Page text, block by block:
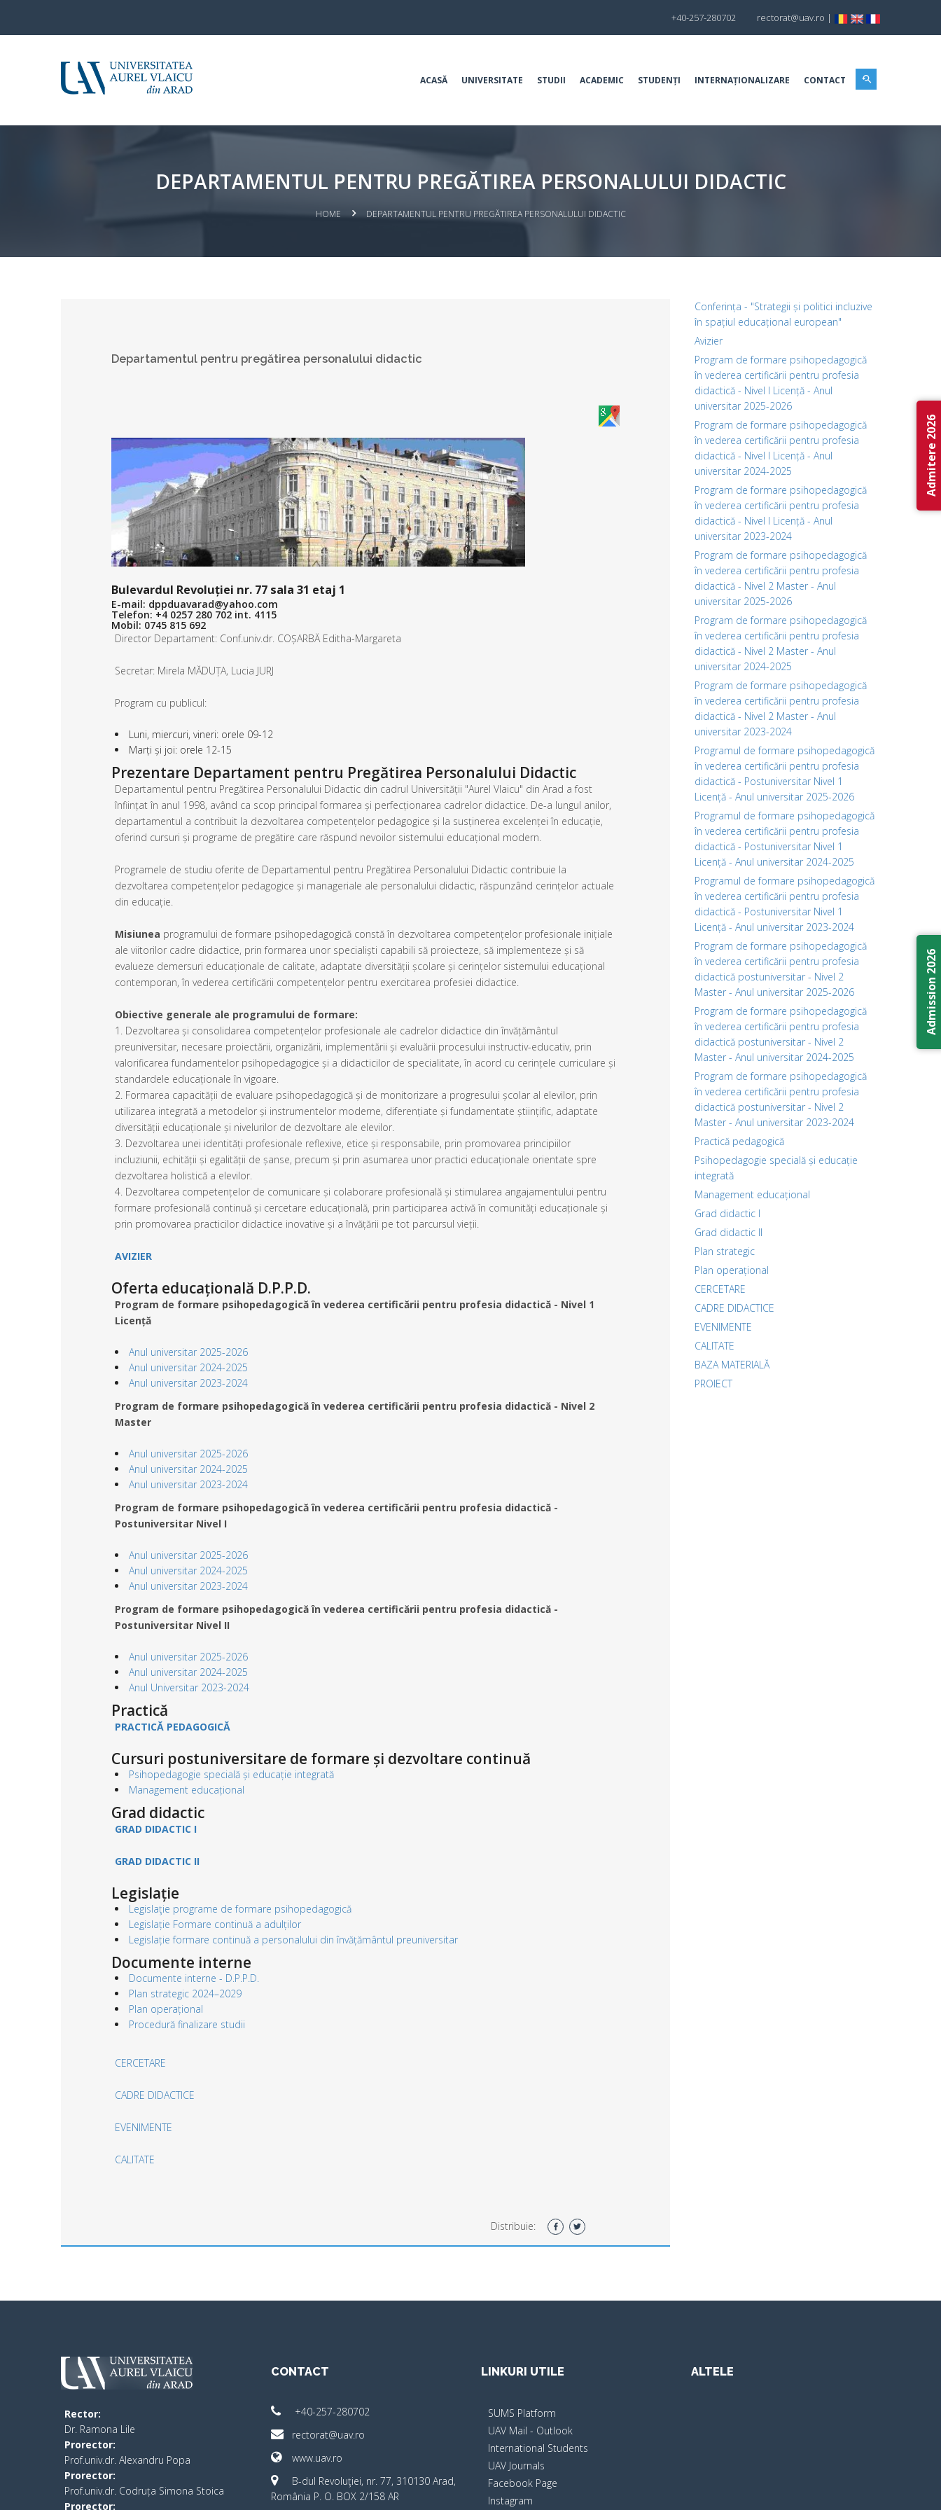
+40-257-280702 rectorat@uav.ro |
ACASĂ UNIVERSITATE STUDII ACADEMIC STUDENȚI INTERNAȚIONALIZARE CONTACT
DEPARTAMENTUL PENTRU PREGĂTIREA PERSONALULUI DIDACTIC
HOME DEPARTAMENTUL PENTRU PREGĂTIREA PERSONALULUI DIDACTIC
Departamentul pentru pregătirea personalului didactic
Bulevardul Revoluției nr. 77 sala 31 etaj 1
E-mail: dppduavarad@yahoo.com
Telefon: +4 0257 280 702 int. 4115
Mobil: 0745 815 692
Director Departament: Conf.univ.dr. COȘARBĂ Editha-Margareta
Secretar: Mirela MĂDUȚA, Lucia JURJ
Program cu publicul:
Luni, miercuri, vineri: orele 09-12
Marți și joi: orele 12-15
Prezentare Departament pentru Pregătirea Personalului Didactic
Departamentul pentru Pregătirea Personalului Didactic din cadrul Universității "Aurel Vlaicu" din Arad a fost
înființat în anul 1998, având ca scop principal formarea și perfecționarea cadrelor didactice. De-a lungul anilor,
departamentul a contribuit la dezvoltarea competențelor pedagogice și la susținerea excelenței în educație,
oferind cursuri și programe de pregătire care răspund nevoilor sistemului educațional modern.
Programele de studiu oferite de Departamentul pentru Pregătirea Personalului Didactic contribuie la
dezvoltarea competențelor pedagogice și manageriale ale personalului didactic, răspunzând cerințelor actuale
din educație.
Misiunea programului de formare psihopedagogică constă în dezvoltarea competențelor profesionale inițiale
ale viitorilor cadre didactice, prin formarea unor specialiști capabili să proiecteze, să implementeze și să
evalueze demersuri educaționale de calitate, adaptate diversității școlare și cerințelor sistemului educațional
contemporan, în vederea certificării competențelor pentru exercitarea profesiei didactice.
Obiective generale ale programului de formare:
1. Dezvoltarea și consolidarea competențelor profesionale ale cadrelor didactice din învățământul
preuniversitar, necesare proiectării, organizării, implementării și evaluării procesului instructiv-educativ, prin
valorificarea fundamentelor psihopedagogice și a didacticilor de specialitate, în acord cu cerințele curriculare și
standardele educaționale în vigoare.
2. Formarea capacității de evaluare psihopedagogică și de monitorizare a progresului școlar al elevilor, prin
utilizarea integrată a metodelor și instrumentelor moderne, diferențiate și fundamentate științific, adaptate
diversității educaționale și nivelurilor de dezvoltare ale elevilor.
3. Dezvoltarea unei identități profesionale reflexive, etice și responsabile, prin promovarea principiilor
incluziunii, echității și egalității de șanse, precum și prin asumarea unor practici educaționale orientate spre
dezvoltarea holistică a elevilor.
4. Dezvoltarea competențelor de comunicare și colaborare profesională și stimularea angajamentului pentru
formare profesională continuă și cercetare educațională, prin participarea activă în comunități educaționale și
prin promovarea practicilor didactice inovative și a învățării pe tot parcursul vieții.
AVIZIER
Oferta educațională D.P.P.D.
Program de formare psihopedagogică în vederea certificării pentru profesia didactică - Nivel 1
Licență
Anul universitar 2025-2026
Anul universitar 2024-2025
Anul universitar 2023-2024
Program de formare psihopedagogică în vederea certificării pentru profesia didactică - Nivel 2
Master
Anul universitar 2025-2026
Anul universitar 2024-2025
Anul universitar 2023-2024
Program de formare psihopedagogică în vederea certificării pentru profesia didactică -
Postuniversitar Nivel I
Anul universitar 2025-2026
Anul universitar 2024-2025
Anul universitar 2023-2024
Program de formare psihopedagogică în vederea certificării pentru profesia didactică -
Postuniversitar Nivel II
Anul universitar 2025-2026
Anul universitar 2024-2025
Anul Universitar 2023-2024
Practică
PRACTICĂ PEDAGOGICĂ
Cursuri postuniversitare de formare și dezvoltare continuă
Psihopedagogie specială și educație integrată
Management educațional
Grad didactic
GRAD DIDACTIC I
GRAD DIDACTIC II
Legislație
Legislaţie programe de formare psihopedagogică
Legislație Formare continuă a adulților
Legislație formare continuă a personalului din învățământul preuniversitar
Documente interne
Documente interne - D.P.P.D.
Plan strategic 2024–2029
Plan operațional
Procedură finalizare studii
CERCETARE
CADRE DIDACTICE
EVENIMENTE
CALITATE
Distribuie:
Conferința - "Strategii și politici incluzive
în spațiul educațional european"
Avizier
Program de formare psihopedagogică
în vederea certificării pentru profesia
didactică - Nivel I Licență - Anul
universitar 2025-2026
Program de formare psihopedagogică
în vederea certificării pentru profesia
didactică - Nivel I Licență - Anul
universitar 2024-2025
Program de formare psihopedagogică
în vederea certificării pentru profesia
didactică - Nivel I Licență - Anul
universitar 2023-2024
Program de formare psihopedagogică
în vederea certificării pentru profesia
didactică - Nivel 2 Master - Anul
universitar 2025-2026
Program de formare psihopedagogică
în vederea certificării pentru profesia
didactică - Nivel 2 Master - Anul
universitar 2024-2025
Program de formare psihopedagogică
în vederea certificării pentru profesia
didactică - Nivel 2 Master - Anul
universitar 2023-2024
Programul de formare psihopedagogică
în vederea certificării pentru profesia
didactică - Postuniversitar Nivel 1
Licență - Anul universitar 2025-2026
Programul de formare psihopedagogică
în vederea certificării pentru profesia
didactică - Postuniversitar Nivel 1
Licență - Anul universitar 2024-2025
Programul de formare psihopedagogică
în vederea certificării pentru profesia
didactică - Postuniversitar Nivel 1
Licență - Anul universitar 2023-2024
Program de formare psihopedagogică
în vederea certificării pentru profesia
didactică postuniversitar - Nivel 2
Master - Anul universitar 2025-2026
Program de formare psihopedagogică
în vederea certificării pentru profesia
didactică postuniversitar - Nivel 2
Master - Anul universitar 2024-2025
Program de formare psihopedagogică
în vederea certificării pentru profesia
didactică postuniversitar - Nivel 2
Master - Anul universitar 2023-2024
Practică pedagogică
Psihopedagogie specială și educație
integrată
Management educațional
Grad didactic I
Grad didactic II
Plan strategic
Plan operațional
CERCETARE
CADRE DIDACTICE
EVENIMENTE
CALITATE
BAZA MATERIALĂ
PROIECT
Rector:
​Dr. Ramona Lile
Prorector:
Prof.univ.dr. Alexandru Popa
Prorector:
Prof.univ.dr. Codruța Simona Stoica
Prorector:
CONTACT
+40-257-280702
rectorat@uav.ro
www.uav.ro
B-dul Revoluţiei, nr. 77, 310130 Arad,
România P. O. BOX 2/158 AR
LINKURI UTILE
SUMS Platform
UAV Mail - Outlook
International Students
UAV Journals
Facebook Page
Instagram
ALTELE
Admitere 2026
Admission 2026